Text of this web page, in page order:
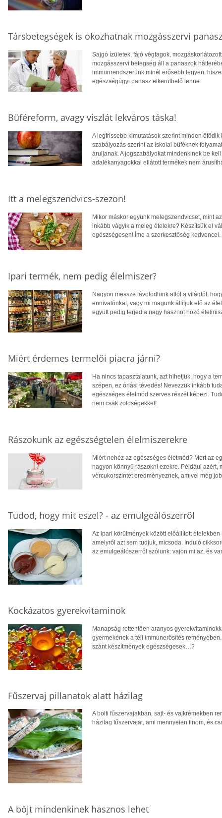
Társbetegségek is okozhatnak mozgásszervi
Sajgó ízületek, fájó végtagok,
mozgásszervi betegség áll a panaszok
immunrendszerünk minél erősebb legyen,
egészségügyi panasz elkerülhető lenne.
Büféreform, avagy viszlát lekváros táska!
A legfrissebb kimutatások szerint minden
szabályozás szerint az iskolai büféknek
áruljanak. A jogszabályokat mindenkinek be
adalékanyagokkal ellátott termékek nem
Itt a melegszendvics-szezon!
Mikor máskor együnk melegszendvicset, mint
inkább vágyik a meleg ételekre? Készítsük el
egészségesen! Íme a szerkesztőség kedvencei.
Ipari termék, nem pedig élelmiszer?
Nagyon messze távolodtunk attól a világtól,
ennivalónkat, vagy mi magunk állítjuk elő az
együtt pedig terjed a nagy hasznot hozó
Miért érdemes termelői piacra járni?
Ha nincs tapasztalatunk, azt hihetjük, hogy a
szépen, ez óriási tévedés! Nevezzük inkább
egészséges életmód szerves részét képezi.
nem csak zöldségekkel!
Rászokunk az egészségtelen élelmiszerekre
Miért nehéz az egészséges életmód? Mert az
nagyon könnyű rászokni ezekre. Például
vércukorszintet eredményeznek, amivel még
Tudod, hogy mit eszel? - az emulgeálószerről
Az ipari körülmények között előállított
amelyről azt sem tudjuk, micsoda. Induló
az emulgeálószerről szólunk: vajon mi az, és
Kockázatos gyerekvitaminok
Manapság rettentően aranyos
gyermekének a téli immunerősítés
szánt készítmények egészségesek…?
Fűszervaj pillanatok alatt házilag
A bolti fűszervajakban, sajt- és vajkrémekben
házilag fűszervajat, ami mennyeien finom, és
A böjt mindenkinek hasznos lehet